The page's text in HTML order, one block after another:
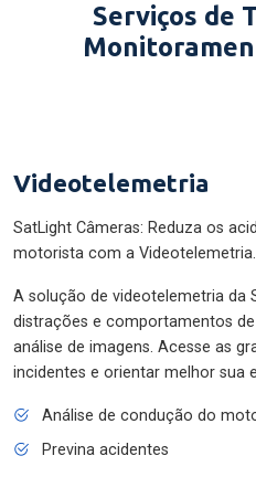
Serviços de
Videotelemetria
SatLight Câmeras: Reduza os
motorista com a Videotelemetria.
A solução de videotelemetria da
distrações e comportamentos
análise de imagens. Acesse as
incidentes e orientar melhor sua
Análise de condução do
Previna acidentes